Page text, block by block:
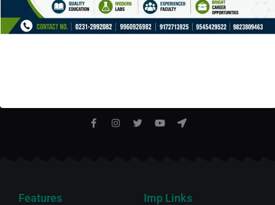
Features Imp Links